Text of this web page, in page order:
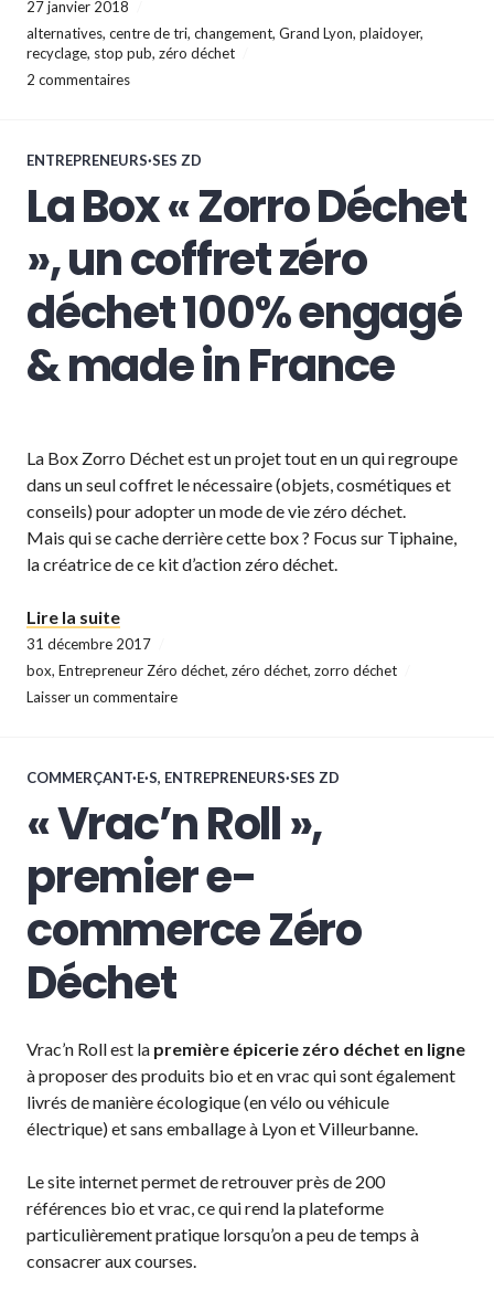
27 janvier 2018
alternatives, centre de tri, changement, Grand Lyon, plaidoyer,
recyclage, stop pub, zéro déchet
2 commentaires
ENTREPRENEURS·SES ZD
La Box « Zorro Déchet
», un coffret zéro
déchet 100% engagé
& made in France
La Box Zorro Déchet est un projet tout en un qui regroupe
dans un seul coffret le nécessaire (objets, cosmétiques et
conseils) pour adopter un mode de vie zéro déchet.
Mais qui se cache derrière cette box ? Focus sur Tiphaine,
la créatrice de ce kit d’action zéro déchet.
Lire la suite« La Box « Zorro Déchet », un coffret zéro
31 décembre 2017
box, Entrepreneur Zéro déchet, zéro déchet, zorro déchet
Laisser un commentaire
COMMERÇANT·E·S, ENTREPRENEURS·SES ZD
« Vrac’n Roll »,
premier e-
commerce Zéro
Déchet
Vrac’n Roll est la première épicerie zéro déchet en ligne
à proposer des produits bio et en vrac qui sont également
livrés de manière écologique (en vélo ou véhicule
électrique) et sans emballage à Lyon et Villeurbanne.
Le site internet permet de retrouver près de 200
références bio et vrac, ce qui rend la plateforme
particulièrement pratique lorsqu’on a peu de temps à
consacrer aux courses.